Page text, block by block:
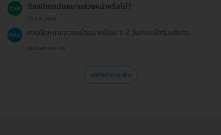
ถาม ต้องมีการนัดหมายล่วงหน้าหรือไม่?
19 ธ.ค. 2024
ตอบ ควรนัดหมายล่วงหน้าอย่างน้อย 1-2 วันก่อนเข้ารับบริการ
ตอบโดยทีมงาน HD
แสดงคำถามเพิ่ม